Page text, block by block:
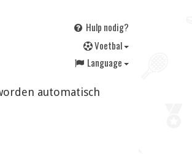
Hulp nodig?
Voetbal
Language
automatisch